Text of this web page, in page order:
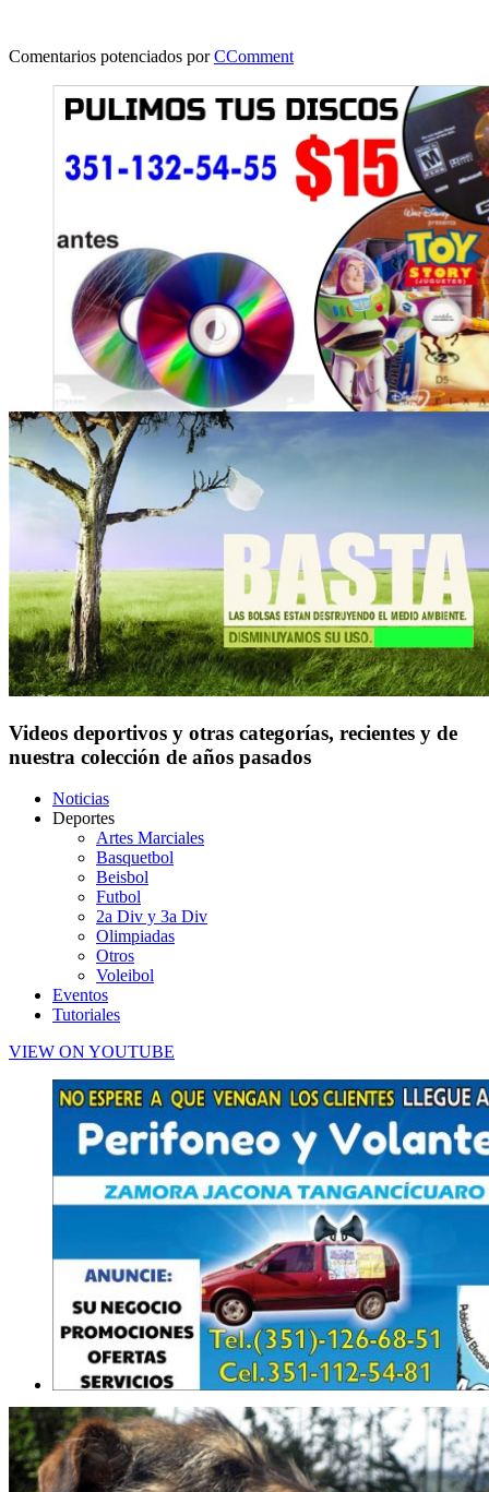
Comentarios potenciados porCComment
Videos deportivos y otras categorías, recientes y de
nuestra colección de años pasados
Noticias
Deportes
Artes Marciales
Basquetbol
Beisbol
Futbol
2a Div y 3a Div
Olimpiadas
Otros
Voleibol
Eventos
Tutoriales
VIEW ON YOUTUBE